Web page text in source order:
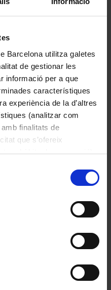
Barcelona utilitza galetes
de gestionar les
informació per a que
característiques
experiència de la d’altres
(analitzar com
finalitats de
que s’ofereix
hàbits de navegació).
del lloc web de la